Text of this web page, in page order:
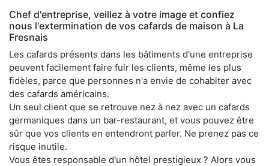
Chef d'entreprise, veillez à votre image et confiez
nous l'extermination de vos cafards de maison à La
Fresnais
Les cafards présents dans les bâtiments d'une entreprise
peuvent facilement faire fuir les clients, même les plus
fidèles, parce que personnes n'a envie de cohabiter avec
des cafards américains.
Un seul client que se retrouve nez à nez avec un cafards
germaniques dans un bar-restaurant, et vous pouvez être
sûr que vos clients en entendront parler. Ne prenez pas ce
risque inutile.
Vous êtes responsable d'un hôtel prestigieux ? Alors vous